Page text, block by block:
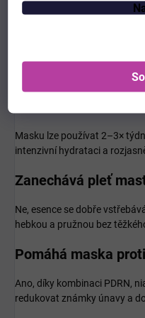
Je maska vhodná
kyselinu hyaluronovou. U
Masku lze používat 2–3×
intenzivní hydrataci a
Zanechává pleť
Ne, esence se dobře
hebkou a pružnou bez
Pomáhá maska
Ano, díky kombinaci PDRN,
redukovat známky únavy a